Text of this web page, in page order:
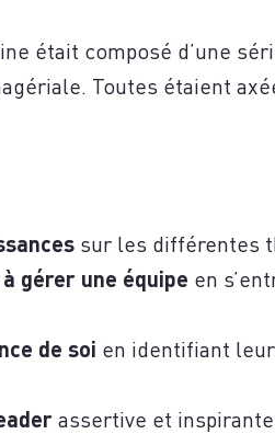
était composé d’une
Toutes étaient
sur les différentes
gérer une équipe en
de soi en identifiant
assertive et